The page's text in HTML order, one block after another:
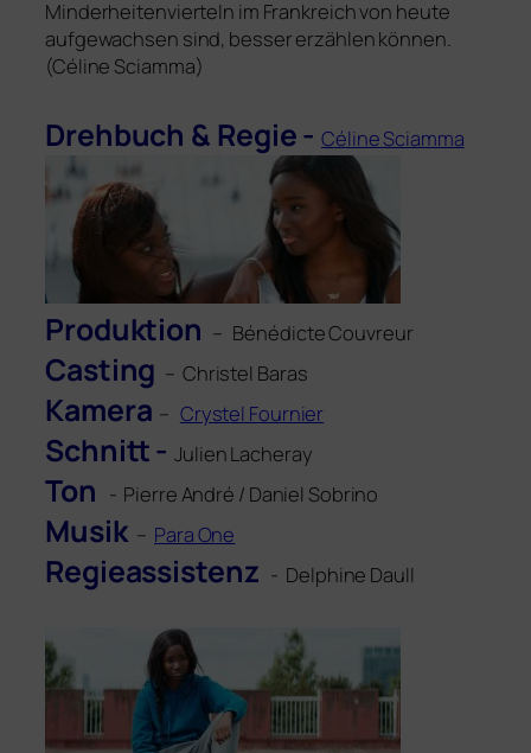
Minderheitenvier­teln im Frankreich von heu­te
auf­ge­wach­sen sind, bes­ser erzäh­len können.
(Céline Sciamma)
Drehbuch & Regie - Céline Sciamma
Produktion – Bénédicte Couvreur
Casting – Christel Baras
Kamera – Crystel Fournier
Schnitt - Julien Lacheray
Ton - Pierre André / Daniel Sobrino
Musik – Para One
Regieassistenz - Delphine Daull